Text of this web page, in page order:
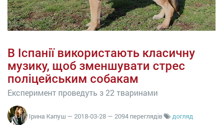
В Іспанії використають класичну
музику, щоб зменшувати стрес
поліцейським собакам
Експеримент проведуть з 22 тваринами
Ірина Капуш — 2018-03-28 — 2094 переглядів
догляд